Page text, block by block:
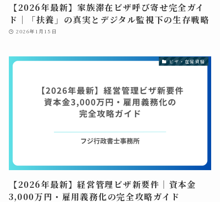
【2026年最新】家族滞在ビザ呼び寄せ完全ガイ
ド｜「扶養」の真実とデジタル監視下の生存戦略
2026年1月15日
ビザ・在留資格
【2026年最新】経営管理ビザ新要件｜資本金
3,000万円・雇用義務化の完全攻略ガイド